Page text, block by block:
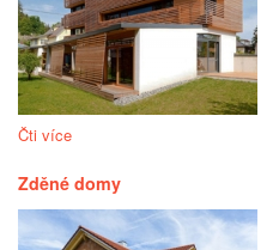
Čti více
Zděné domy